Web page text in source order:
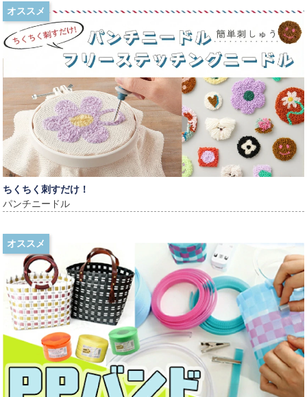
オススメ
ちくちく刺すだけ！
パンチニードル
オススメ